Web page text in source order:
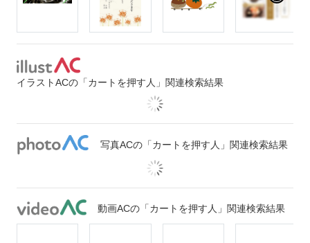
イラストACの「カートを押す人」関連検索結果
写真ACの「カートを押す人」関連検索結果
動画ACの「カートを押す人」関連検索結果